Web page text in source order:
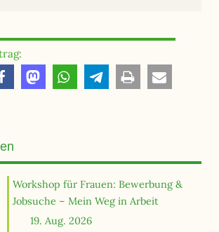
Workshop für Frauen: Bewerbung &
Jobsuche – Mein Weg in Arbeit
19. Aug. 2026